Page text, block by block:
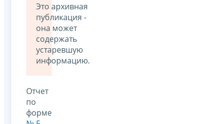
Это архивная
публикация -
она может
содержать
устаревшую
информацию.
Отчет
по
форме